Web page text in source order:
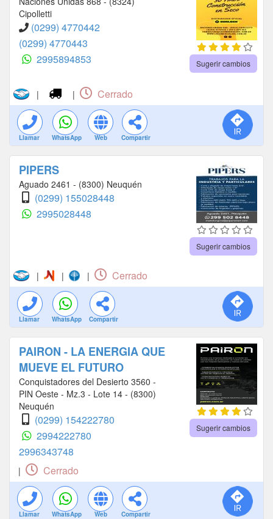
Cipolletti
(0299) 4770442
(0299) 4770443
2995894853
Sugerir cambios
| | Cerrado
Llamar WhatsApp Web Compartir
PIPERS
Aguado 2461 - (8300) Neuquén
(0299) 155028448
2995028448
Sugerir cambios
| | | Cerrado
Llamar WhatsApp Compartir
PAIRON - LA ENERGIA QUE
MUEVE EL FUTURO
Conquistadores del Desierto 3560 -
PIN Oeste - Mz.3 - Lote 14 - (8300)
Neuquén
(0299) 154222780
2994222780
2996343748
Sugerir cambios
| Cerrado
Llamar WhatsApp Web Compartir